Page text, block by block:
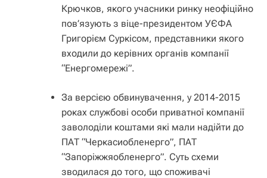
Крючков, якого учасники ринку неофіційно
пов’язують з віце-президентом УЄФА
Григорієм Суркісом, представники якого
входили до керівних органів компанії
“Енергомережі”.
За версією обвинувачення, у 2014-2015
роках службові особи приватної компанії
заволоділи коштами які мали надійти до
ПАТ “Черкасиобленерго”, ПАТ
“Запоріжжяобленерго”. Суть схеми
зводилася до того, що споживачі